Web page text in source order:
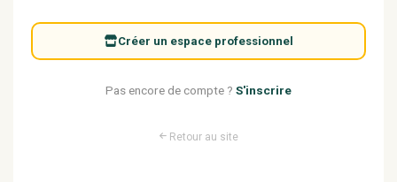
Créer un espace professionnel
Pas encore de compte ? S'inscrire
Retour au site